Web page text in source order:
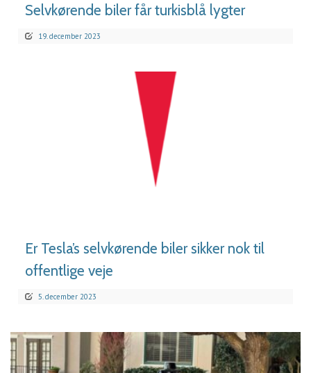
Selvkørende biler får turkisblå lygter
19. december 2023
Er Tesla’s selvkørende biler sikker nok til
offentlige veje
5. december 2023